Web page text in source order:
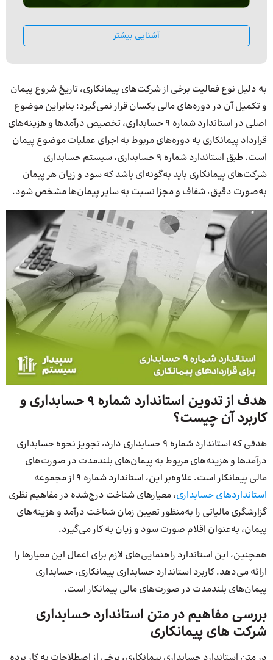
آشنایی بیشتر
به دلیل نوع فعالیت برخی از شرکت‌های پیمانکاری، تاریخ شروع پیمان
و تکمیل آن در دوره‌های مالی یکسان قرار نمی‌گیرد؛ بنابراین موضوع
اصلی در استاندارد شماره 9 حسابداری، تخصیص درآمدها و هزینه‌های
قرارداد پیمانکاری به دوره‌های مربوط به اجرای عملیات موضوع پیمان
است. طبق استاندارد شماره 9 حسابداری، سیستم حسابداری
شرکت‌های پیمانکاری باید به‌گونه‌ای باشد که سود و زیان هر پیمان
به‌صورت دقیق، شفاف و مجزا نسبت به سایر پیمان‌ها مشخص شود.
هدف از تدوین استاندارد شماره 9 حسابداری و
کاربرد آن چیست؟
هدفی که استاندارد شماره ۹ حسابداری دارد، تجویز نحوه حسابداری
درآمدها و هزینه‌های مربوط به پیمان‌های بلندمدت در صورت‌های
مالی پیمانکار است. علاوه‌بر این، استاندارد شماره 9 از مجموعه
استانداردهای حسابداری، معیارهای شناخت درج‌شده در مفاهیم نظری
گزارشگری مالیاتی را به‌منظور تعیین زمان شناخت درآمد و هزینه‌های
پیمان، به‌عنوان اقلام صورت سود و زیان به کار می‌گیرد.
همچنین، این استاندارد راهنمایی‌های لازم برای اعمال این معیارها را
ارائه می‌دهد. کاربرد استاندارد حسابداری پیمانکاری، حسابداری
پیمان‌های بلندمدت در صورت‌های مالی پیمانکار است.
بررسی مفاهیم در متن استاندارد حسابداری
شرکت های پیمانکاری